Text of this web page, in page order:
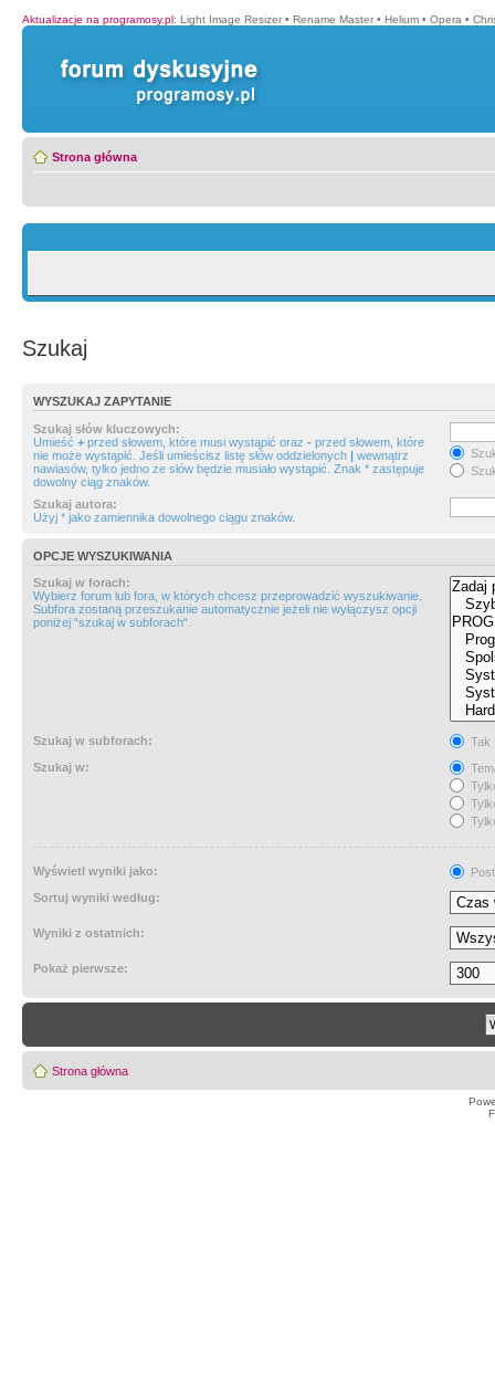
Aktualizacje na programosy.pl: Light Image Resizer • Rename Master • Helium • Opera •
Strona główna
Szukaj
WYSZUKAJ ZAPYTANIE
Szukaj słów kluczowych:
Umieść + przed słowem, które musi wystąpić oraz - przed słowem, które
nie może wystąpić. Jeśli umieścisz listę słów oddzielonych | wewnątrz
nawiasów, tylko jedno ze słów będzie musiało wystąpić. Znak * zastępuje
dowolny ciąg znaków.
Szukaj autora:
Użyj * jako zamiennika dowolnego ciągu znaków.
OPCJE WYSZUKIWANIA
Szukaj w forach:
Wybierz forum lub fora, w których chcesz przeprowadzić wyszukiwanie.
Subfora zostaną przeszukanie automatycznie jeżeli nie wyłączysz opcji
poniżej “szukaj w subforach“.
Szukaj w subforach:
Tak
Szukaj w:
Wyświetl wyniki jako:
Sortuj wyniki według:
Wyniki z ostatnich:
Pokaż pierwsze:
Strona główna